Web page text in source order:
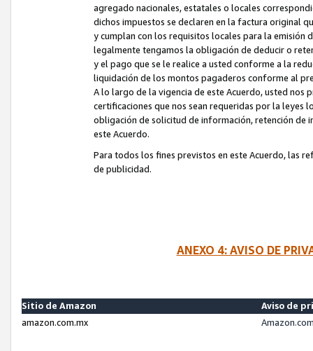
agregado nacionales, estatales o locales
dichos impuestos se declaren en la factura original
y cumplan con los requisitos locales para la emisión
legalmente tengamos la obligación de deducir o
y el pago que se le realice a usted conforme a la
liquidación de los montos pagaderos conforme al
A lo largo de la vigencia de este Acuerdo, usted
certificaciones que nos sean requeridas por la leyes
obligación de solicitud de información, retención de
este Acuerdo.
Para todos los fines previstos en este Acuerdo, las
de publicidad.
ANEXO 4: AVISO DE
Sitio de Amazon
Aviso de
amazon.com.mx